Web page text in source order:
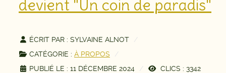
devient "Un coin de paradis"
ÉCRIT PAR : SYLVAINE ALNOT
CATÉGORIE : À PROPOS
PUBLIÉ LE : 11 DÉCEMBRE 2024
CLICS : 3342